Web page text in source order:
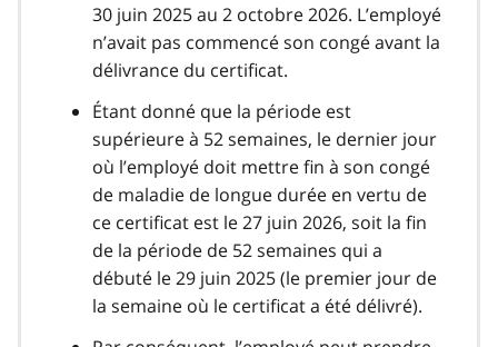
30 juin 2025 au 2 octobre 2026. L’employé
n’avait pas commencé son congé avant la
délivrance du certificat.
Étant donné que la période est
supérieure à 52 semaines, le dernier jour
où l’employé doit mettre fin à son congé
de maladie de longue durée en vertu de
ce certificat est le 27 juin 2026, soit la fin
de la période de 52 semaines qui a
débuté le 29 juin 2025 (le premier jour de
la semaine où le certificat a été délivré).